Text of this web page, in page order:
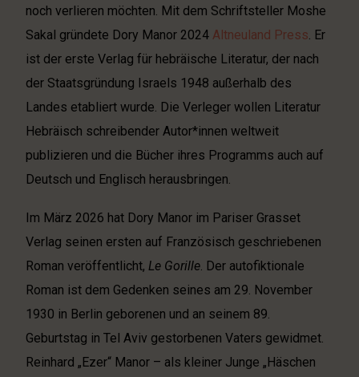
noch verlieren möchten. Mit dem Schriftsteller Moshe
Sakal gründete Dory Manor 2024Altneuland Press. Er
ist der erste Verlag für hebräische Literatur, der nach
der Staatsgründung Israels 1948 außerhalb des
Landes etabliert wurde. Die Verleger wollen Literatur
Hebräisch schreibender Autor*innen weltweit
publizieren und die Bücher ihres Programms auch auf
Deutsch und Englisch herausbringen.
Im März 2026 hat Dory Manor im Pariser Grasset
Verlag seinen ersten auf Französisch geschriebenen
Roman veröffentlicht,Le Gorille. Der autofiktionale
Roman ist dem Gedenken seines am 29. November
1930 in Berlin geborenen und an seinem 89.
Geburtstag in Tel Aviv gestorbenen Vaters gewidmet.
Reinhard „Ezer“ Manor – als kleiner Junge „Häschen